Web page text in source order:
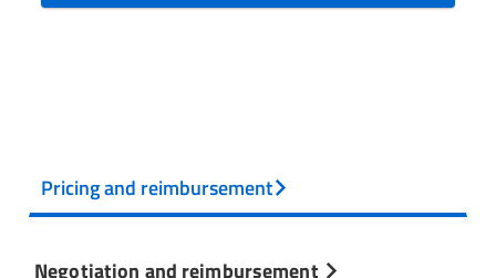
Pricing and reimbursement
Negotiation and reimbursement